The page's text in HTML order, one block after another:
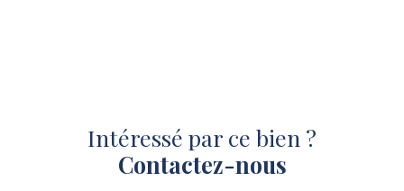
Intéressé par ce bien ?
Contactez-nous